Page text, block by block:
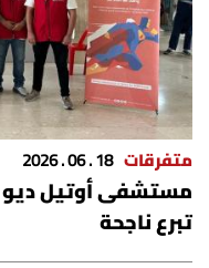
متفرقات 18 . 06 . 2026
تبرع ناجحة